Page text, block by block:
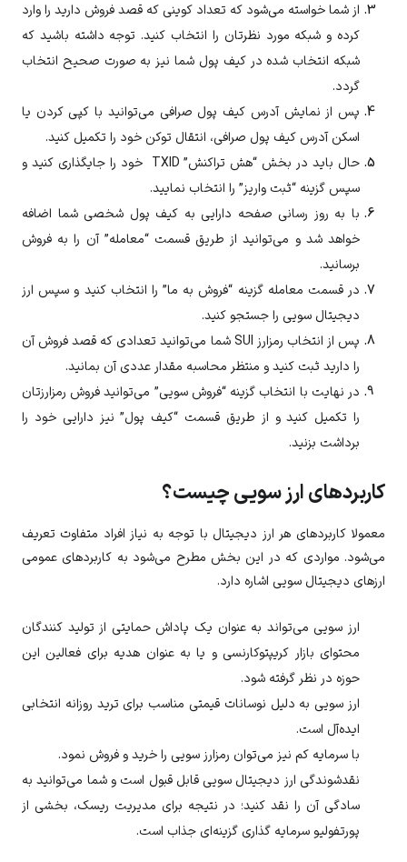
از شما خواسته می‌شود که تعداد کوینی که قصد فروش دارید را وارد
کرده و شبکه مورد نظرتان را انتخاب کنید. توجه داشته باشید که
شبکه انتخاب شده در کیف پول شما نیز به صورت صحیح انتخاب
گردد.
پس از نمایش آدرس کیف پول صرافی می‌توانید با کپی کردن یا
اسکن آدرس کیف پول صرافی، انتقال توکن خود را تکمیل کنید.
حال باید در بخش “هش تراکنش” TXID خود را جایگذاری کنید و
سپس گزینه “ثبت واریز” را انتخاب نمایید.
با به روز رسانی صفحه دارایی به کیف پول شخصی شما اضافه
خواهد شد و می‌توانید از طریق قسمت “معامله” آن را به فروش
برسانید.
در قسمت معامله گزینه “فروش به ما” را انتخاب کنید و سپس ارز
دیجیتال سویی را جستجو کنید.
پس از انتخاب رمزارز SUIشما می‌توانید تعدادی که قصد فروش آن
را دارید ثبت کنید و منتظر محاسبه مقدار عددی آن بمانید.
در نهایت با انتخاب گزینه “فروشسویی” می‌توانید فروش رمزارزتان
را تکمیل کنید و از طریق قسمت “کیف پول” نیز دارایی خود را
برداشت بزنید.
کاربردهای ارز سویی چیست؟
معمولا کاربردهای هر ارز دیجیتال با توجه به نیاز افراد متفاوت تعریف
می‌شود. مواردی که در این بخش مطرح می‌شود به کاربردهای عمومی
ارزهای دیجیتال سویی اشاره دارد.
ارز سویی می‌تواند به عنوان یک پاداش حمایتی از تولید کنندگان
محتوای بازار کریپتوکارنسی و یا به عنوان هدیه برای فعالین این
حوزه در نظر گرفته شود.
ارز سویی به دلیل نوسانات قیمتی مناسب برای ترید روزانه انتخابی
ایده‌آل است.
با سرمایه کم نیز می‌توان رمزارز سویی را خرید و فروش نمود.
نقدشوندگی ارز دیجیتال سویی قابل قبول است و شما می‌توانید به
سادگی آن را نقد کنید؛ در نتیجه برای مدیریت ریسک، بخشی از
پورتفولیو سرمایه گذاری گزینه‌ای جذاب است.